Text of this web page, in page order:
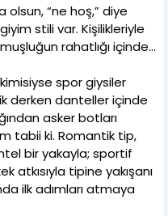
olsun, “ne hoş,” diye
stili var. Kişilikleriyle
rahatlığı içinde…
spor giysiler
derken danteller içinde
asker botları
tabii ki. Romantik tip,
bir yakayla; sportif
atkısıyla tipine yakışanı
ilk adımları atmaya